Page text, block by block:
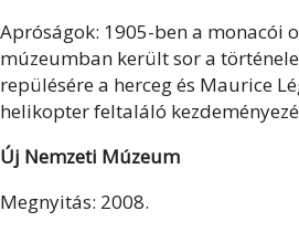
Apróságok: 1905-ben a monacói
múzeumban került sor a
repülésére a herceg és Maurice
helikopter feltaláló
Új Nemzeti Múzeum
Megnyitás: 2008.